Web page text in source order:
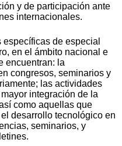
y de participación ante
internacionales.
de especial
en el ámbito nacional e
encuentran: la
congresos, seminarios y
las actividades
integración de la
como aquellas que
desarrollo tecnológico en
seminarios, y